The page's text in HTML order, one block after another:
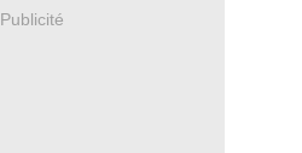
Publicité